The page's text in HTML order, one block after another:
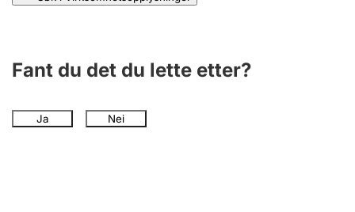
Fant du det du lette etter?
Ja Nei